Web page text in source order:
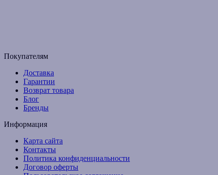
Покупателям
Доставка
Гарантии
Возврат товара
Блог
Бренды
Информация
Карта сайта
Контакты
Политика конфиденциальности
Договор оферты